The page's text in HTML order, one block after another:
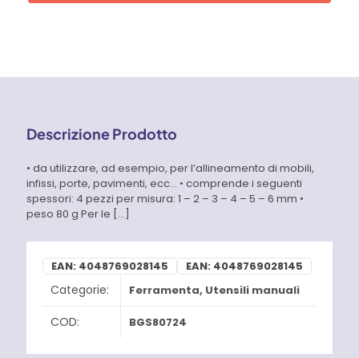
plastica
Descrizione Prodotto
• da utilizzare, ad esempio, per l’allineamento di mobili,
infissi, porte, pavimenti, ecc… • comprende i seguenti
spessori: 4 pezzi per misura: 1 – 2 – 3 – 4 – 5 – 6 mm •
peso 80 g Per le […]
EAN: 4048769028145 EAN: 4048769028145
Categorie: Ferramenta, Utensili manuali
COD: BGS80724